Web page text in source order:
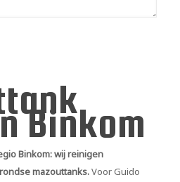
Binkom
Binkom: wij reinigen
mazouttanks.Voor Guido